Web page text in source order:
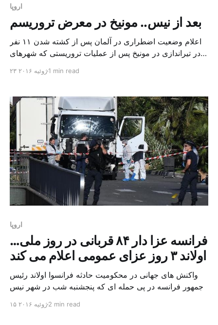
اروپا
بعد از نیس.. مونیخ در معرض تروریسم
اعلام وضعیت اضطراری در آلمان پس از کشته شدن ۱۱ نفر
در تیراندازی در مونیخ پس از عملیات تروریستی که شهرهای
روز گذشته تروریسم به شهر مونیخ در آلمان رسید و در اثر
[…]
۲۳ ژوئیه ۲۰۱۶1 min read
اروپا
فرانسه عزا دار ۸۴ قربانی در روز ملی…
اولاند ۳ روز عزای عمومی اعلام می کند
واکنش های جهانی در محکومیت حادثه فرانسوا اولاند رئیس
جمهور فرانسه در پی حمله ای که پنجشنبه شب در شهر نیس
گذاشت، سه روز عزای عمومی اعلام کرد. والس در جلسه
۱۵ ژوئیه ۲۰۱۶2 min read